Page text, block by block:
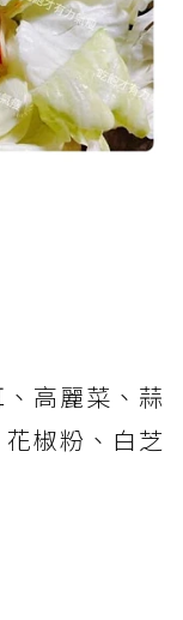
高麗菜、蒜
椒粉、白芝